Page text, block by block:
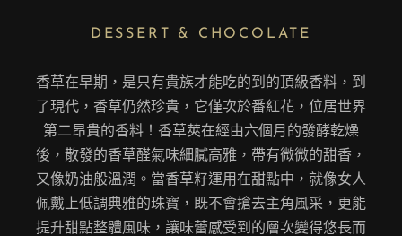
DESSERT & CHOCOLATE
香草在早期，是只有貴族才能吃的到的頂級香料，到
了現代，香草仍然珍貴，它僅次於番紅花，位居世界
第二昂貴的香料！香草莢在經由六個月的發酵乾燥
後，散發的香草醛氣味細膩高雅，帶有微微的甜香，
又像奶油般溫潤。當香草籽運用在甜點中，就像女人
佩戴上低調典雅的珠寶，既不會搶去主角風采，更能
提升甜點整體風味，讓味蕾感受到的層次變得悠長而